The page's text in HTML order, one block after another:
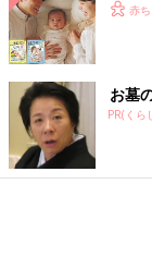
赤
お墓
PR(くら